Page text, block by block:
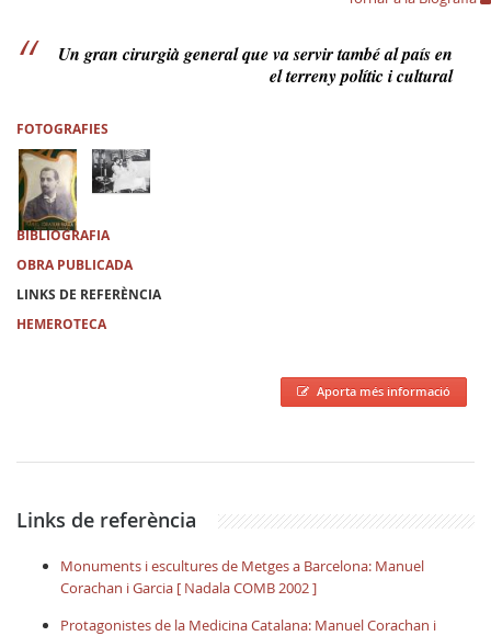
Un gran cirurgià general que va servir també al país en
el terreny polític i cultural
FOTOGRAFIES
BIBLIOGRAFIA
OBRA PUBLICADA
LINKS DE REFERÈNCIA
HEMEROTECA
Aporta més informació
Links de referència
Monuments i escultures de Metges a Barcelona: Manuel
Corachan i Garcia [ Nadala COMB 2002 ]
Protagonistes de la Medicina Catalana: Manuel Corachan i